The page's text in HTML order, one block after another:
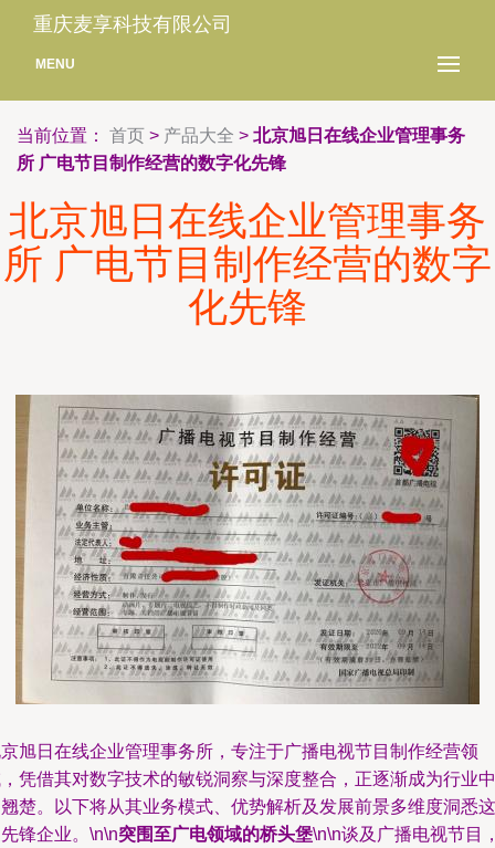
重庆麦享科技有限公司
MENU
当前位置： 首页 > 产品大全 > 北京旭日在线企业管理事务
所 广电节目制作经营的数字化先锋
北京旭日在线企业管理事务
所 广电节目制作经营的数字
化先锋
旭日在线企业管理事务所，专注于广播电视节目制作经营领
凭借其对数字技术的敏锐洞察与深度整合，正逐渐成为行业中
楚。以下将从其业务模式、优势解析及发展前景多维度洞悉这
锋企业。\n\n突围至广电领域的桥头堡\n\n谈及广播电视节目